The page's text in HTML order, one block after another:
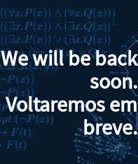
We will be back
soon.
Voltaremos em
breve.